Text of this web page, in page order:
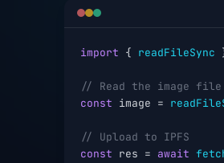
import { readFileSync
// Read the image file
const image =
// Upload to IPFS
const res = await